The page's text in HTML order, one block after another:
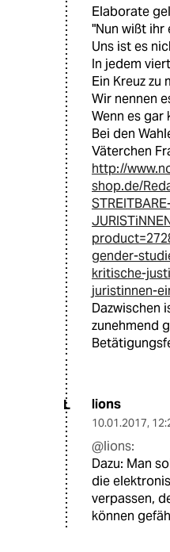
Elaborate
"Nun wißt ihr
Uns ist es
In jedem
Ein Kreuz zu
Wir nennen
Wenn es gar
Bei den
Väterchen
http://
shop.de/
gender-
kritische-
juristinnen-
Dazwischen
zunehmend
L lions
10.01.2017,
@lions:
Dazu: Man
die
verpassen,
können